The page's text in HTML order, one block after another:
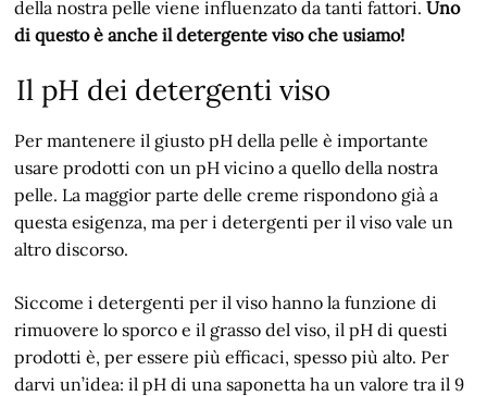
della nostra pelle viene influenzato da tanti fattori.Uno
di questo è anche il detergente viso che usiamo!
Il pH dei detergenti viso
Per mantenere il giusto pH della pelle è importante
usare prodotti con un pH vicino a quello della nostra
pelle. La maggior parte delle creme rispondono già a
questa esigenza, ma per i detergenti per il viso vale un
altro discorso.
Siccome i detergenti per il viso hanno la funzione di
rimuovere lo sporco e il grasso del viso, il pH di questi
prodotti è, per essere più efficaci, spesso più alto. Per
darvi un’idea: il pH di una saponetta ha un valore tra il 9